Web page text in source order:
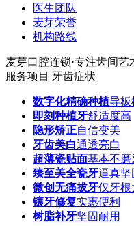
医生团队
麦芽荣誉
机构路线
麦芽口腔连锁·专注齿间艺
服务项目 牙齿症状
数字化精确种植导板
即刻种植牙舒适度高
隐形矫正自信变美
牙齿美白通透亮白
超薄瓷贴面基本不磨
臻至美全瓷牙逼真坚
微创无痛拔牙仅牙根
镶牙修复实惠便利
树脂补牙坚固耐用